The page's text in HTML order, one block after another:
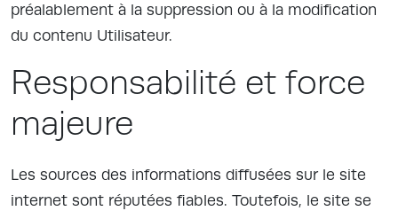
préalablement à la suppression ou à la modification
du contenu Utilisateur.
Responsabilité et force
majeure
Les sources des informations diffusées sur le site
internet sont réputées fiables. Toutefois, le site se